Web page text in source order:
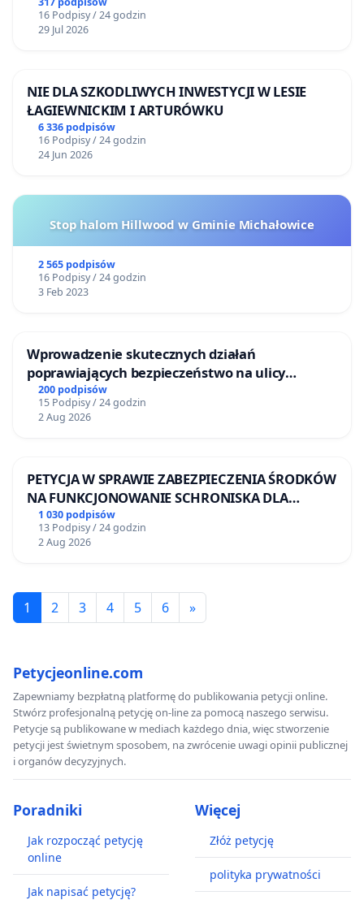
mieszkańców
16 Podpisy / 24 godzin
29 Jul 2026
NIE DLA SZKODLIWYCH INWESTYCJI W LESIE
ŁAGIEWNICKIM I ARTURÓWKU
6 336 podpisów
16 Podpisy / 24 godzin
24 Jun 2026
Stop halom Hillwood w Gminie Michałowice
2 565 podpisów
16 Podpisy / 24 godzin
3 Feb 2023
Wprowadzenie skutecznych działań
poprawiających bezpieczeństwo na ulicy
Żeromskiego w Otwocku
200 podpisów
15 Podpisy / 24 godzin
2 Aug 2026
PETYCJA W SPRAWIE ZABEZPIECZENIA ŚRODKÓW
NA FUNKCJONOWANIE SCHRONISKA DLA
BEZDOMNYCH ZWIERZĄT W SKARYSZEWIE
1 030 podpisów
13 Podpisy / 24 godzin
2 Aug 2026
1 2 3 4 5 6 »
Petycjeonline.com
Zapewniamy bezpłatną platformę do publikowania petycji online.
Stwórz profesjonalną petycję on-line za pomocą naszego serwisu.
Petycje są publikowane w mediach każdego dnia, więc stworzenie
petycji jest świetnym sposobem, na zwrócenie uwagi opinii publicznej
i organów decyzyjnych.
Poradniki
Jak rozpocząć petycję
online
Jak napisać petycję?
Więcej
Złóż petycję
polityka prywatności